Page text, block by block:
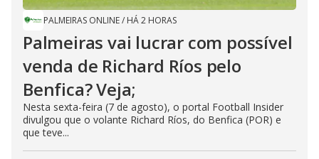
PALMEIRAS ONLINE/ HÁ 2 HORAS
Palmeiras vai lucrar com possível
venda de Richard Ríos pelo
Benfica? Veja;
Nesta sexta-feira (7 de agosto), o portal Football Insider
divulgou que o volante Richard Ríos, do Benfica (POR) e
que teve...